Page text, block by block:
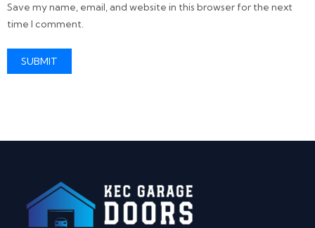
Save my name, email, and website in this browser for the next
time I comment.